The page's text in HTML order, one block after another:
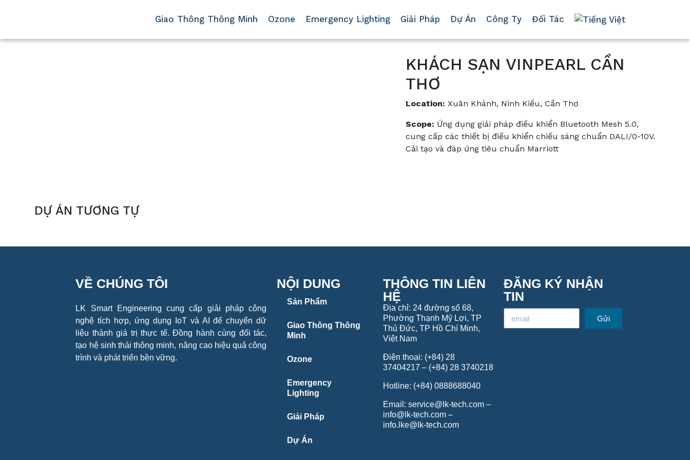
Giao Thông Thông Minh Ozone Emergency Lighting Giải Pháp Dự Án Công Ty Đối Tác
KHÁCH SẠN VINPEARL CẦN
THƠ
Location: Xuân Khánh, Ninh Kiều, Cần Thơ
Scope: Ứng dụng giải pháp điều khiển Bluetooth Mesh 5.0,
cung cấp các thiết bị điều khiển chiếu sáng chuẩn DALI/0-10V.
Cải tạo và đáp ứng tiêu chuẩn Marriott
DỰ ÁN TƯƠNG TỰ
VỀ CHÚNG TÔI
LK Smart Engineering cung cấp giải pháp công
nghệ tích hợp, ứng dụng IoT và AI để chuyển dữ
liệu thành giá trị thực tế. Đồng hành cùng đối tác,
tạo hệ sinh thái thông minh, nâng cao hiệu quả công
trình và phát triển bền vững.
NỘI DUNG
Sản Phẩm
Giao Thông Thông
Minh
Ozone
Emergency
Lighting
Giải Pháp
Dự Án
THÔNG TIN LIÊN
HỆ
Địa chỉ: 24 đường số 68,
Phường Thạnh Mỹ Lợi, TP
Thủ Đức, TP Hồ Chí Minh,
Việt Nam
Điện thoại: (+84) 28
37404217 – (+84) 28 3740218
Hotline: (+84) 0888688040
Email: service@lk-tech.com –
info@lk-tech.com –
info.lke@lk-tech.com
ĐĂNG KÝ NHẬN
TIN
Gửi